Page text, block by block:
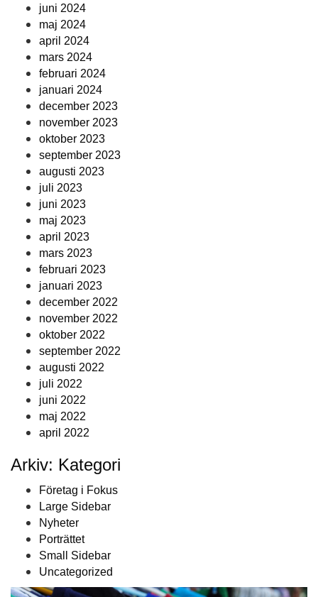
juni 2024
maj 2024
april 2024
mars 2024
februari 2024
januari 2024
december 2023
november 2023
oktober 2023
september 2023
augusti 2023
juli 2023
juni 2023
maj 2023
april 2023
mars 2023
februari 2023
januari 2023
december 2022
november 2022
oktober 2022
september 2022
augusti 2022
juli 2022
juni 2022
maj 2022
april 2022
Arkiv: Kategori
Företag i Fokus
Large Sidebar
Nyheter
Porträttet
Small Sidebar
Uncategorized